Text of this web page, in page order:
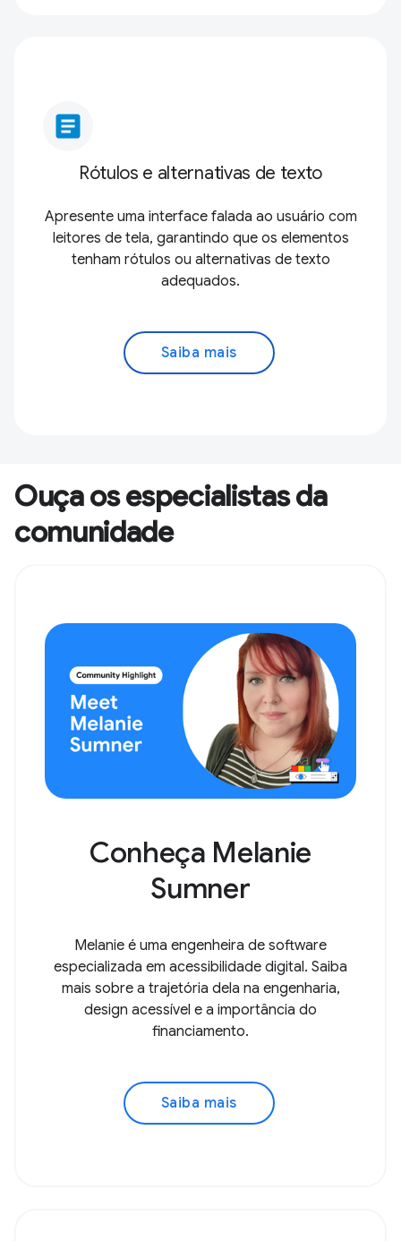
article
Rótulos e alternativas de texto
Apresente uma interface falada ao usuário com
leitores de tela, garantindo que os elementos
tenham rótulos ou alternativas de texto
adequados.
Saiba mais
Ouça os especialistas da
comunidade
Conheça Melanie
Sumner
Melanie é uma engenheira de software
especializada em acessibilidade digital. Saiba
mais sobre a trajetória dela na engenharia,
design acessível e a importância do
financiamento.
Saiba mais